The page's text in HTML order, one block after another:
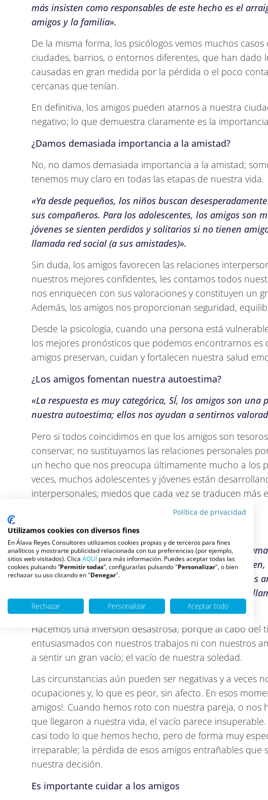
más insisten como responsables de este hecho es el
amigos y la familia».
De la misma forma, los psicólogos vemos muchos
ciudades, barrios, o entornos diferentes, que han dado
causadas en gran medida por la pérdida o el poco
cercanas que tenían.
En definitiva, los amigos pueden atarnos a nuestra
negativo; lo que demuestra claramente es la
¿Damos demasiada importancia a la amistad?
No, no damos demasiada importancia a la amistad;
tenemos muy claro en todas las etapas de nuestra vida.
«Ya desde pequeños, los niños buscan
sus compañeros. Para los adolescentes, los amigos son
jóvenes se sienten perdidos y solitarios si no tienen
llamada red social (a sus amistades)».
Sin duda, los amigos favorecen las relaciones
nuestros mejores confidentes, les contamos todos
nos enriquecen con sus valoraciones y constituyen un
Además, los amigos nos proporcionan seguridad,
Desde la psicología, cuando una persona está
los mejores pronósticos que podemos encontrarnos es
amigos preservan, cuidan y fortalecen nuestra salud
¿Los amigos fomentan nuestra autoestima?
«La respuesta es muy categórica, SÍ, los amigos son
nuestra autoestima; ellos nos ayudan a sentirnos
Pero si todos coincidimos en que los amigos son
conservar; no sustituyamos las relaciones personales
un hecho que nos preocupa últimamente mucho a los
veces, muchos adolescentes y jóvenes están
interpersonales; miedos que cada vez se traducen más
¿Es peligroso quedarnos sin amigos?
«Sí, es peligroso. Sabemos que uno de los mayores
haberse quedado sin amigos. Cuando nos sentimos
entusiasmados con nuestras conquistas o con nuestros
tanto y, sin darnos cuenta, los vamos dejando: no les
frecuencia, les perdemos».
Hacemos una inversión desastrosa, porque al cabo del
entusiasmados con nuestros trabajos ni con nuestros
a sentir un gran vacío; el vacío de nuestra soledad.
Las circunstancias aún pueden ser negativas y a veces
ocupaciones y, lo que es peor, sin afecto. En esos
amigos!. Cuando hemos roto con nuestra pareja, o nos
que llegaron a nuestra vida, el vacío parece
casi todo lo que hemos hecho, pero de forma muy
irreparable; la pérdida de esos amigos entrañables
nuestra decisión.
Es importante cuidar a los amigos
Política de privacidad
Utilizamos cookies con diversos fines
En Álava Reyes Consultores utilizamos cookies propias y de terceros para fines
analíticos y mostrarte publicidad relacionada con tus preferencias (por ejemplo,
sitios web visitados). Clica AQUÍ para más información. Puedes aceptar todas las
cookies pulsando ‘’Permitir todas”, configurarlas pulsando "Personalizar", o bien
rechazar su uso clicando en "Denegar".
Rechazar Personalizar Aceptar todo